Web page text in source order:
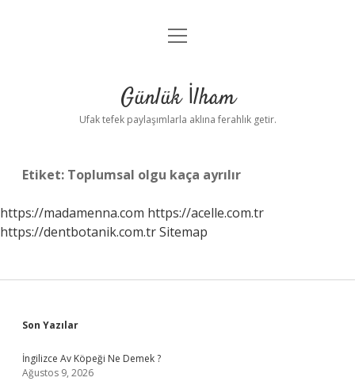
Anasayfa
Yasal Uyarı
menüyü
Günlük İlham
Ufak tefek paylaşımlarla aklına ferahlık getir.
Etiket: Toplumsal olgu kaça ayrılır
https://madamenna.com https://acelle.com.tr
https://dentbotanik.com.trSitemap
Sidebar
Son Yazılar
İngilizce Av Köpeği Ne Demek ?
Ağustos 9, 2026